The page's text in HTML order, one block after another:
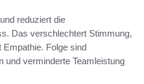
reduziert die
Das verschlechtert Stimmung,
Folge sind
und verminderte Teamleistung